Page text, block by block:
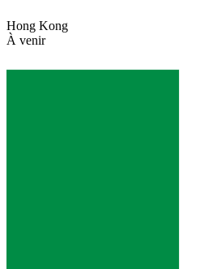
Hong Kong
À venir